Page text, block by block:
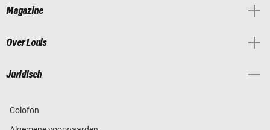
Magazine
Over Louis
Juridisch
Colofon